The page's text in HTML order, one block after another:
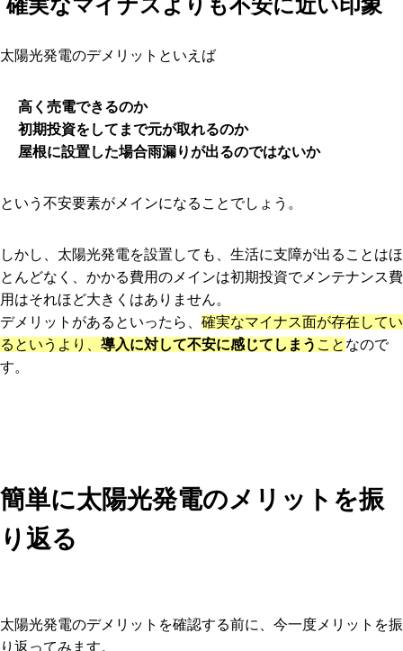
確実なマイナスよりも不安に近い印象
太陽光発電のデメリットといえば
高く売電できるのか
初期投資をしてまで元が取れるのか
屋根に設置した場合雨漏りが出るのではないか
という不安要素がメインになることでしょう。
しかし、太陽光発電を設置しても、生活に支障が出ることはほ
とんどなく、かかる費用のメインは初期投資でメンテナンス費
用はそれほど大きくはありません。
デメリットがあるといったら、 確実なマイナス面が存在してい
るというより、 導入に対して不安に感じてしまう こと なので
す。
簡単に太陽光発電のメリットを振
り返る
太陽光発電のデメリットを確認する前に、今一度メリットを振
り返ってみます。